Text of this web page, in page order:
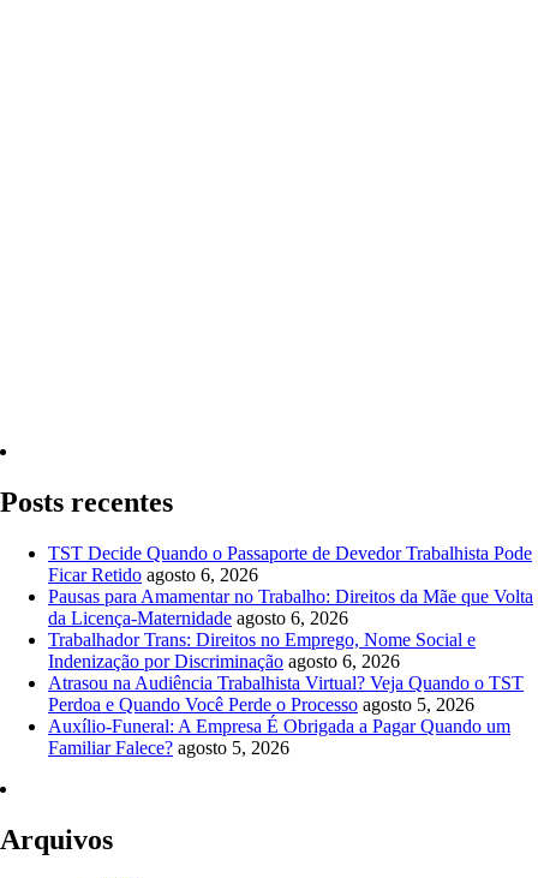
Posts recentes
TST Decide Quando o Passaporte de Devedor Trabalhista Pode
Ficar Retido agosto 6, 2026
Pausas para Amamentar no Trabalho: Direitos da Mãe que Volta
da Licença-Maternidade agosto 6, 2026
Trabalhador Trans: Direitos no Emprego, Nome Social e
Indenização por Discriminação agosto 6, 2026
Atrasou na Audiência Trabalhista Virtual? Veja Quando o TST
Perdoa e Quando Você Perde o Processo agosto 5, 2026
Auxílio-Funeral: A Empresa É Obrigada a Pagar Quando um
Familiar Falece? agosto 5, 2026
Arquivos